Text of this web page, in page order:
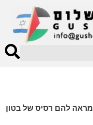
מראה להם רסיס של בטון